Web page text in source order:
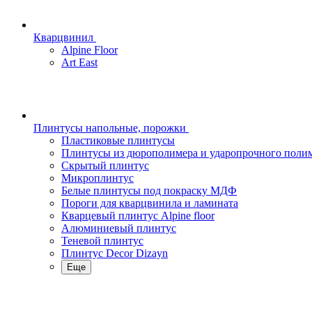
Кварцвинил
Alpine Floor
Art East
Плинтусы напольные, порожки
Пластиковые плинтусы
Плинтусы из дюрополимера и ударопрочного
Скрытый плинтус
Микроплинтус
Белые плинтусы под покраску МДФ
Пороги для кварцвинила и ламината
Кварцевый плинтус Alpine floor
Алюминиевый плинтус
Теневой плинтус
Плинтус Decor Dizayn
Еще